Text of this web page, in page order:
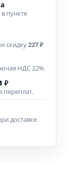
пункте
скидку227 ₽
НДС 22%.
₽
переплат.
доставке.